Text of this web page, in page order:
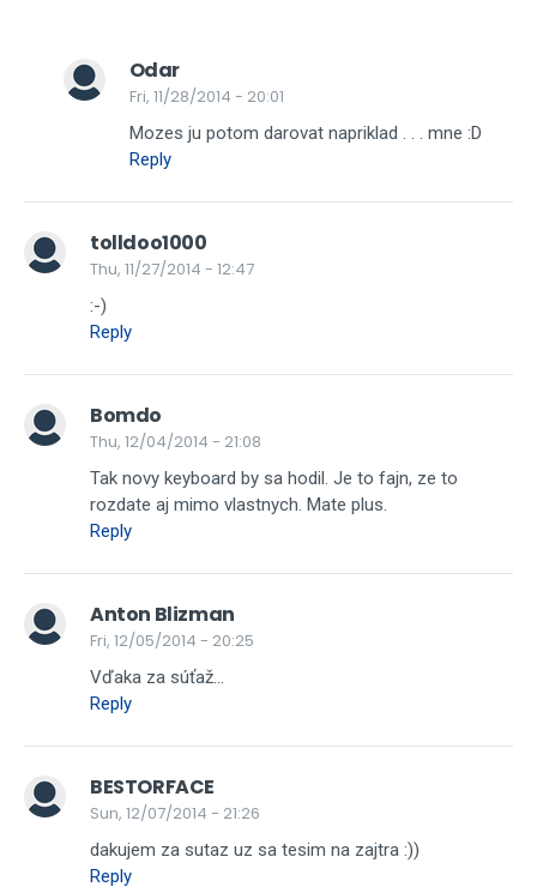
Odar
Fri, 11/28/2014 - 20:01
Mozes ju potom darovat napriklad . . . mne :D
Reply
tolldoo1000
Thu, 11/27/2014 - 12:47
:-)
Reply
Bomdo
Thu, 12/04/2014 - 21:08
Tak novy keyboard by sa hodil. Je to fajn, ze to
rozdate aj mimo vlastnych. Mate plus.
Reply
Anton Blizman
Fri, 12/05/2014 - 20:25
Vďaka za súťaž...
Reply
BESTORFACE
Sun, 12/07/2014 - 21:26
dakujem za sutaz uz sa tesim na zajtra :))
Reply